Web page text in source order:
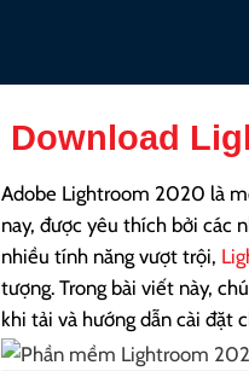
Download
Adobe Lightroom 2020 là
nay, được yêu thích bởi các
nhiều tính năng vượt trội,
tượng. Trong bài viết này,
khi tải và hướng dẫn cài đặt